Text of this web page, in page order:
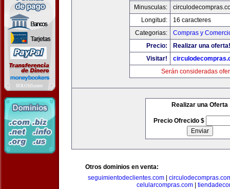
Minusculas:
Longitud:
16 caracteres
Categorias:
Compras y
Precio:
Realizar una oferta!
Visitar!
Serán consideradas
Realizar una Oferta
Precio Ofrecido $
Otros dominios en venta:
seguimientodeclientes.com
celularcompras.com